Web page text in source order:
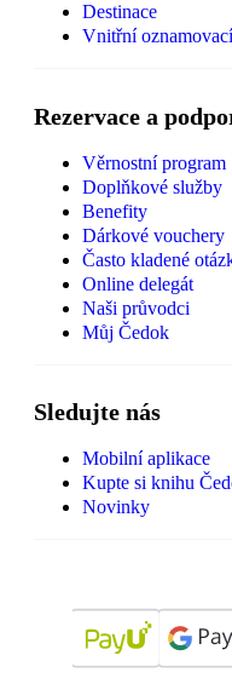
Destinace
Vnitřní
Rezervace a
Věrnostní program
Doplňkové služby
Benefity
Dárkové vouchery
Často kladené
Online delegát
Naši průvodci
Můj Čedok
Sledujte nás
Mobilní aplikace
Kupte si knihu
Novinky